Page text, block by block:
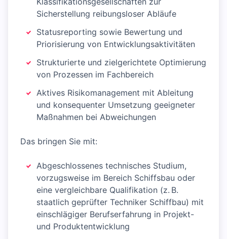
Sicherstellung reibungsloser Abläufe
Statusreporting sowie Bewertung und
Priorisierung von Entwicklungsaktivitäten
Strukturierte und zielgerichtete Optimierung
von Prozessen im Fachbereich
Aktives Risikomanagement mit Ableitung
und konsequenter Umsetzung geeigneter
Maßnahmen bei Abweichungen
Das bringen Sie mit:
Abgeschlossenes technisches Studium,
vorzugsweise im Bereich Schiffsbau oder
eine vergleichbare Qualifikation (z. B.
staatlich geprüfter Techniker Schiffbau) mit
einschlägiger Berufserfahrung in Projekt-
und Produktentwicklung